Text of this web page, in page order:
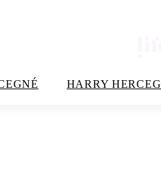
HARRY HERCEG